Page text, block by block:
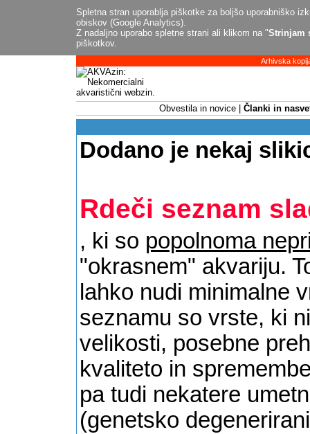
Spletna stran uporablja piškotke za boljšo uporabniško
obiskov (Google Analytics).
Z nadaljno uporabo spletne strani ali klikom na "Strinjam
piškotkov.
Arhivska
Obvestila in novice Članki in
Dodano je nekaj
Rdeči seznam
, ki so popolnoma
"okrasnem" akvariju.
lahko nudi minimalne
seznamu so vrste, ki
velikosti, posebne
kvaliteto in
pa tudi nekatere
(genetsko